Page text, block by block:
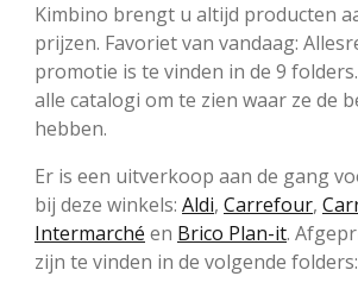
Kimbino brengt u altijd producten
prijzen. Favoriet van vandaag:
promotie is te vinden in de 9
alle catalogi om te zien waar ze de
hebben.
Er is een uitverkoop aan de gang
bij deze winkels: Aldi, Carrefour,
Intermarché en Brico Plan-it.
zijn te vinden in de volgende folders: